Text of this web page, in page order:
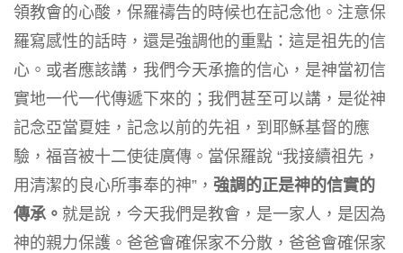
領教會的心酸，保羅禱告的時候也在記念他。注意保
羅寫感性的話時，還是強調他的重點：這是祖先的信
心。或者應該講，我們今天承擔的信心，是神當初信
實地一代一代傳遞下來的；我們甚至可以講，是從神
記念亞當夏娃，記念以前的先祖，到耶穌基督的應
驗，福音被十二使徒廣傳。當保羅說 “我接續祖先，
用清潔的良心所事奉的神”， 強調的正是神的信實的
傳承。 就是說，今天我們是教會，是一家人，是因為
神的親力保護。爸爸會確保家不分散，爸爸會確保家